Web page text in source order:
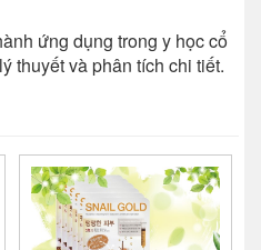
ứng dụng trong y học cổ
thuyết và phân tích chi tiết.